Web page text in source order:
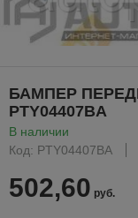
БАМПЕР
PTY04407BA
В наличии
Код: PTY04407BA
502,60 руб.